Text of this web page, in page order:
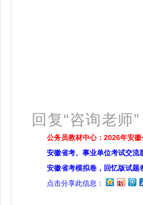
回复“咨询老师”
公务员教材中心：2026年安
安徽省考、事业单位考试交流
安徽省考模拟卷，回忆版试题
点击分享此信息：